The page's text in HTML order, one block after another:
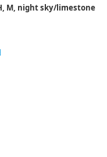
M, night sky/limestone